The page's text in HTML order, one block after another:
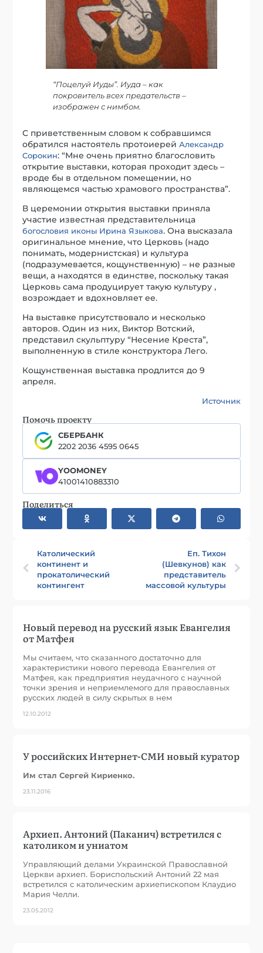
“Поцелуй Иуды”. Иуда – как
покровитель всех предательств –
изображен с нимбом.
С приветственным словом к собравшимся
обратился настоятель протоиерейАлександр
Сорокин: “Мне очень приятно благословить
открытие выставки, которая проходит здесь –
вроде бы в отдельном помещении, но
являющемся частью храмового пространства”.
В церемонии открытия выставки приняла
участие известная представительница
богословия иконы Ирина Языкова. Она высказала
оригинальное мнение, что Церковь (надо
понимать, модернистская) и культура
(подразумевается, кощунственную) – не разные
вещи, а находятся в единстве, поскольку такая
Церковь сама продуцирует такую культуру ,
возрождает и вдохновляет ее.
На выставке присутствовало и несколько
авторов. Один из них, Виктор Вотский,
представил скульптуру “Несение Креста”,
выполненную в стиле конструктора Лего.
Кощунственная выставка продлится до 9
апреля.
Источник
Помочь проекту
СБЕРБАНК
2202 2036 4595 0645
YOOMONEY
41001410883310
Поделиться
Католический
континент и
прокатолический
контингент
Еп. Тихон
(Шевкунов) как
представитель
массовой культуры
Новый перевод на русский язык Евангелия
от Матфея
Мы считаем, что сказанного достаточно для
характеристики нового перевода Евангелия от
Матфея, как предприятия неудачного с научной
точки зрения и неприемлемого для православных
русских людей в силу скрытых в нем
12.10.2012
У российских Интернет-СМИ новый куратор
Им стал Сергей Кириенко.
23.11.2016
Архиеп. Антоний (Паканич) встретился с
католиком и униатом
Управляющий делами Украинской Православной
Церкви архиеп. Бориспольский Антоний 22 мая
встретился с католическим архиепископом Клаудио
Мария Челли.
23.05.2012